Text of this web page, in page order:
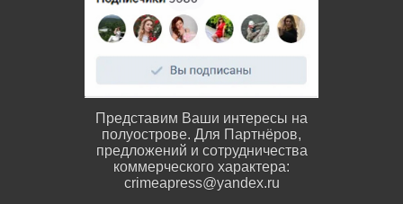
Представим Ваши интересы на
полуострове. Для Партнёров,
предложений и сотрудничества
коммерческого характера:
crimeapress@yandex.ru